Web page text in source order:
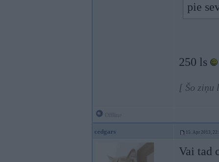
pie
250 ls
[ Šo ziņu
cedgars 15. Apr 2013,
Vai tad